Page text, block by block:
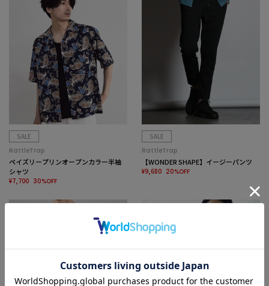
SALE
RattleTrap
ペイズリープリンオープンカラー半袖
シャツ
¥7,700 30%OFF
SALE
RattleTrap
【WONDER SHAPE】イージーパンツ
¥9,680 20%OFF